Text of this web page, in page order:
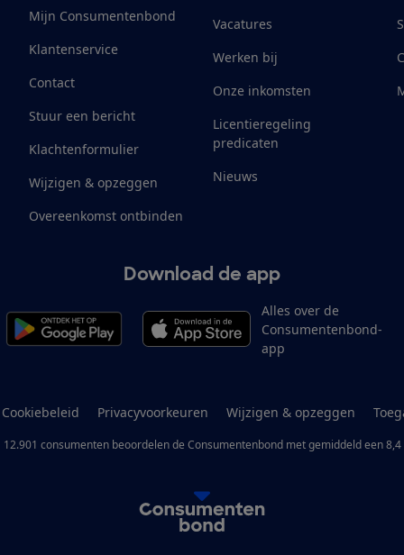
Mijn Consumentenbond
Klantenservice
Contact
Stuur een bericht
Klachtenformulier
Wijzigen & opzeggen
Overeenkomst ontbinden
Vacatures
Werken bij
Onze inkomsten
Licentieregeling
predicaten
Nieuws
Download de app
Alles over de
Consumentenbond-
app
Cookiebeleid Privacyvoorkeuren Wijzigen & opzeggen
12.901 consumenten beoordelen de Consumentenbondmet gemiddeld een 8,4